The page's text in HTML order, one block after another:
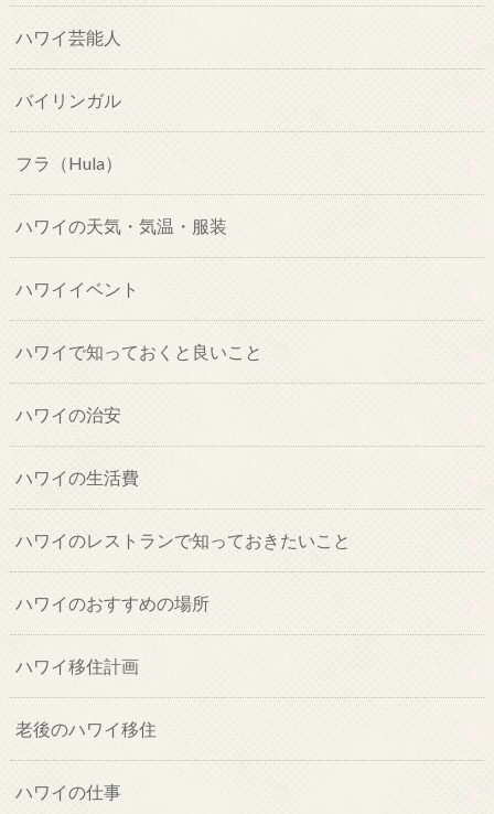
ハワイ芸能人
バイリンガル
フラ（Hula）
ハワイの天気・気温・服装
ハワイイベント
ハワイで知っておくと良いこと
ハワイの治安
ハワイの生活費
ハワイのレストランで知っておきたいこと
ハワイのおすすめの場所
ハワイ移住計画
老後のハワイ移住
ハワイの仕事